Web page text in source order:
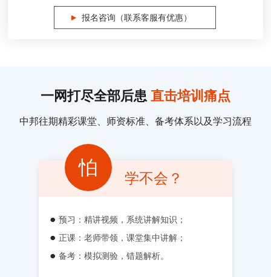
报名咨询（联系客服有优惠）
一网打尽全部后患 直击培训痛点
中邦往期精彩课堂、师资标准、备考体系以及学习流程
怕 学不会？
预习：精讲视频，系统讲解知识；
正课：老师带领，课堂集中讲解；
备考：模拟测验，错题解析。